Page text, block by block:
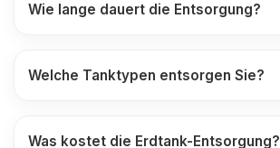
Wie lange dauert die Entsorgung?
Welche Tanktypen entsorgen Sie?
Was kostet die Erdtank-Entsorgung?